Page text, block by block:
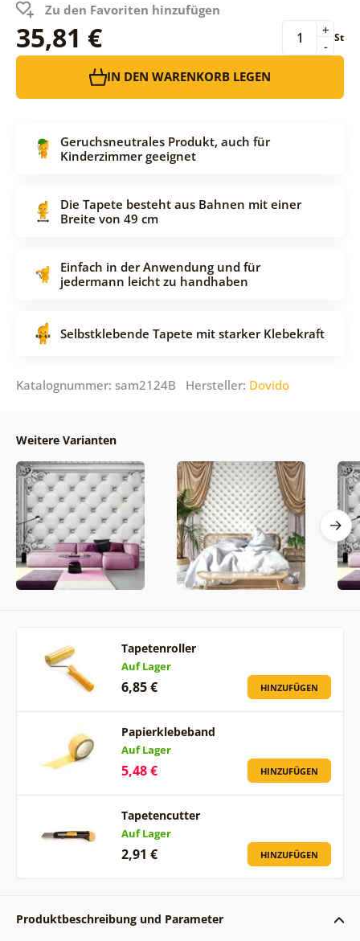
Zu den Favoriten hinzufügen
35,81 € -
+ St
IN DEN WARENKORB LEGEN
Geruchsneutrales Produkt, auch für
Kinderzimmer geeignet
Die Tapete besteht aus Bahnen mit einer
Breite von 49 cm
Einfach in der Anwendung und für
jedermann leicht zu handhaben
Selbstklebende Tapete mit starker Klebekraft
Katalognummer: sam2124B Hersteller: Dovido
Weitere Varianten
Tapetenroller
Auf Lager
6,85 € HINZUFÜGEN
Papierklebeband
Auf Lager
5,48 € HINZUFÜGEN
Tapetencutter
Auf Lager
2,91 € HINZUFÜGEN
Produktbeschreibung und Parameter